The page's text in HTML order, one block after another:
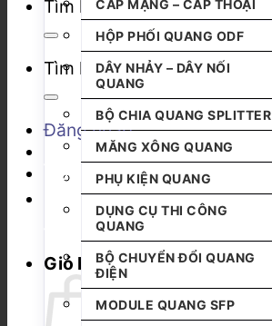
Tìm kiếm:
Tìm kiếm:
Đăng nhập
Giỏ hàng
CÁP MẠNG – CÁP THOẠI
HỘP PHỐI QUANG ODF
DÂY NHẢY – DÂY NỐI
QUANG
BỘ CHIA QUANG SPLITTER
MĂNG XÔNG QUANG
PHỤ KIỆN QUANG
DỤNG CỤ THI CÔNG
QUANG
BỘ CHUYỂN ĐỔI QUANG
ĐIỆN
MODULE QUANG SFP